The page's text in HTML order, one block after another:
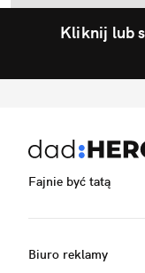
Kliknij lub
Fajnie być tatą
Biuro reklamy